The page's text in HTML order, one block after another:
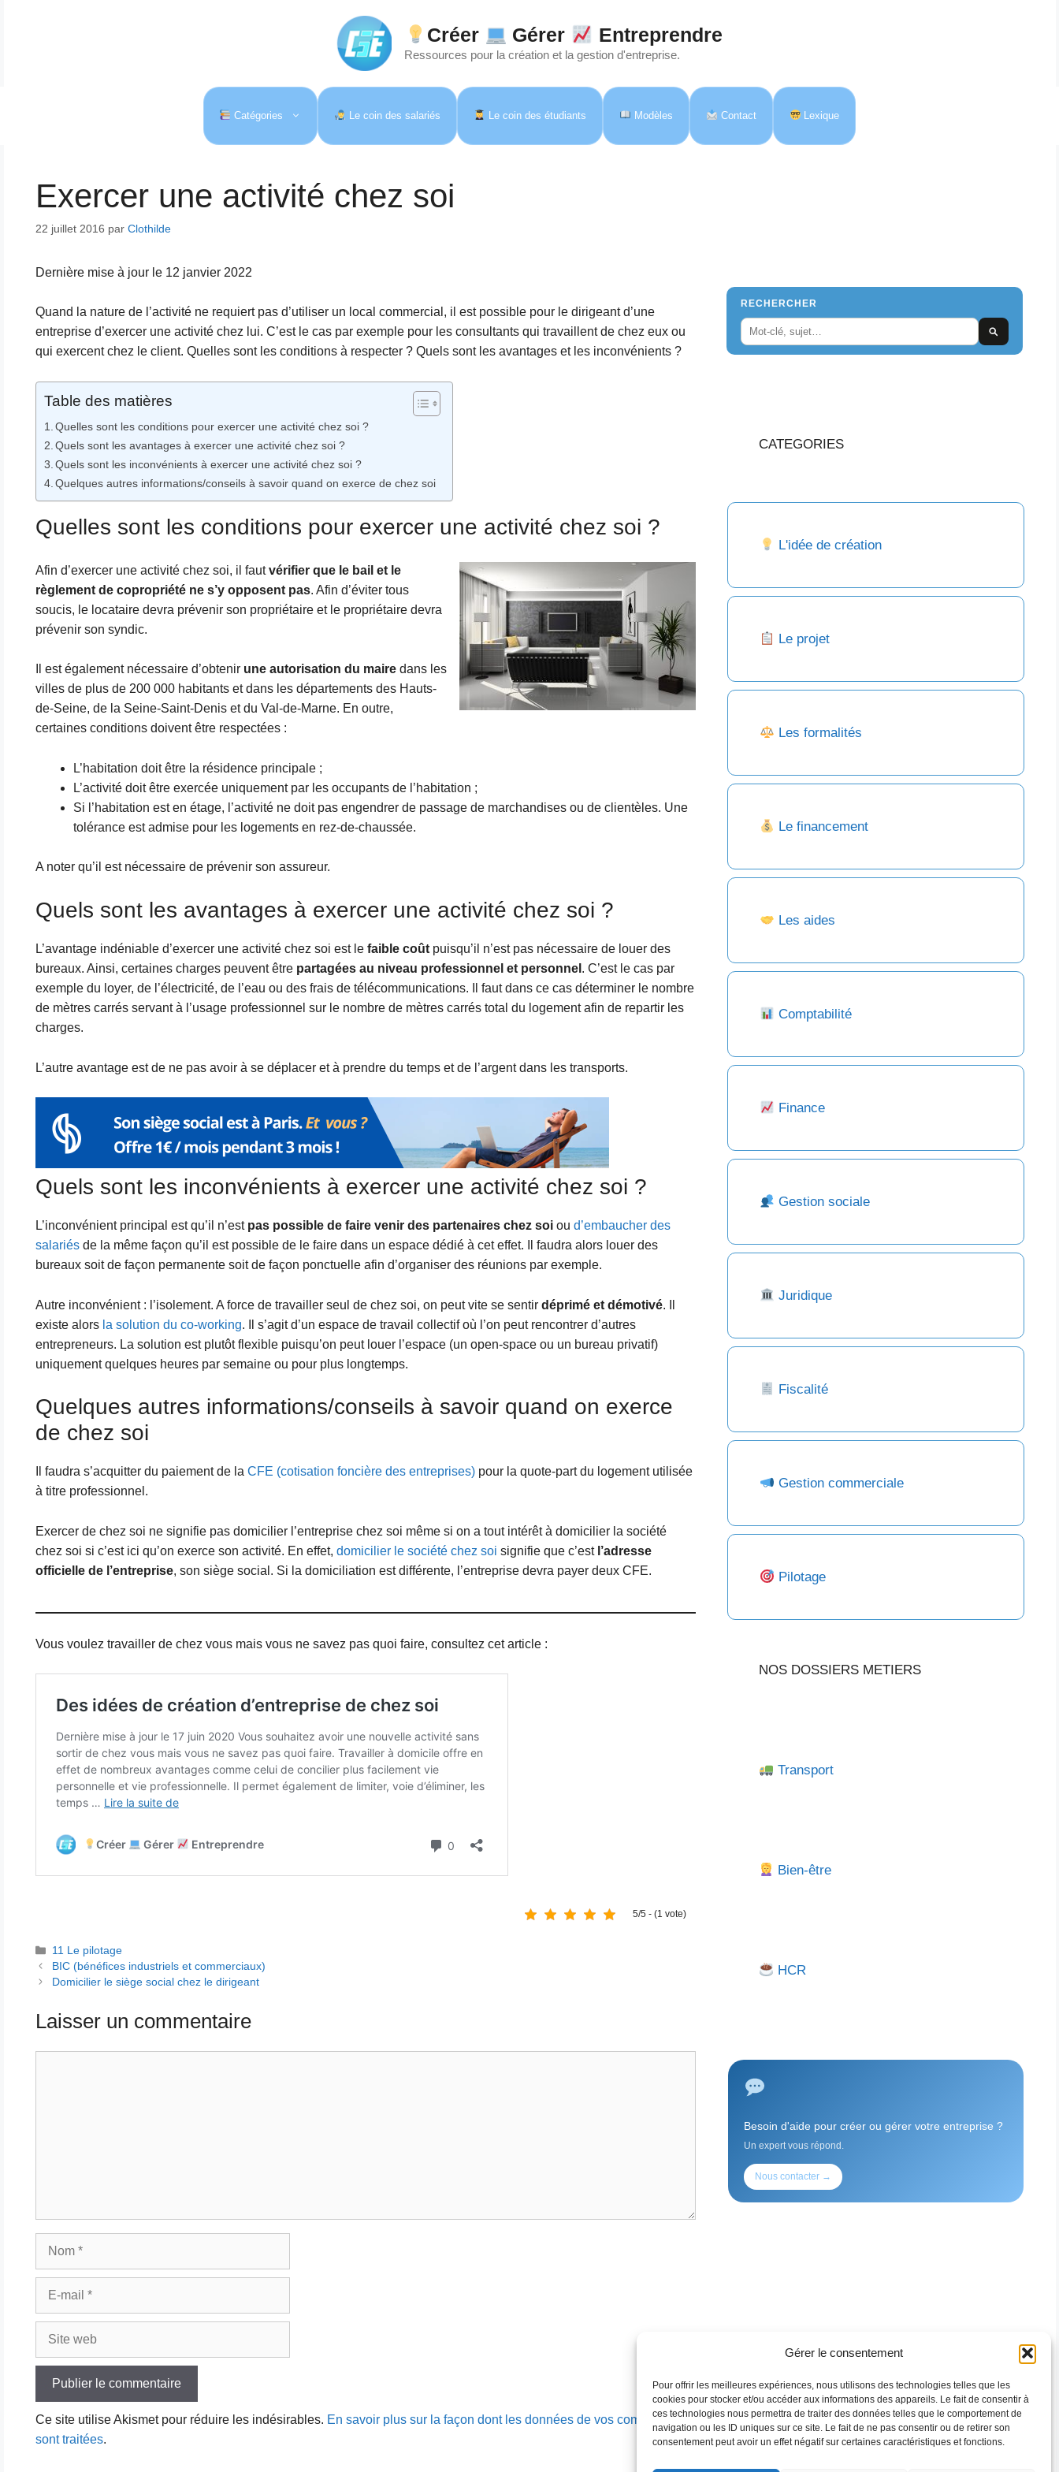
Gérer le consentement
Pour offrir les meilleures expériences, nous utilisons des technologies telles que les
cookies pour stocker et/ou accéder aux informations des appareils. Le fait de consentir à
ces technologies nous permettra de traiter des données telles que le comportement de
navigation ou les ID uniques sur ce site. Le fait de ne pas consentir ou de retirer son
consentement peut avoir un effet négatif sur certaines caractéristiques et fonctions.
Créer Gérer Entreprendre
Ressources pour la création et la gestion d'entreprise.
Catégories Le coin des salariés Le coin des étudiants Modèles Contact Lexique
Exercer une activité chez soi
22 juillet 2016 par Clothilde
Dernière mise à jour le 12 janvier 2022
Quand la nature de l’activité ne requiert pas d’utiliser un local commercial, il est possible pour le dirigeant d’une
entreprise d’exercer une activité chez lui. C’est le cas par exemple pour les consultants qui travaillent de chez eux ou
qui exercent chez le client. Quelles sont les conditions à respecter ? Quels sont les avantages et les inconvénients ?
Table des matières
Quelles sont les conditions pour exercer une activité chez soi ?
Quels sont les avantages à exercer une activité chez soi ?
Quels sont les inconvénients à exercer une activité chez soi ?
Quelques autres informations/conseils à savoir quand on exerce de chez soi
Quelles sont les conditions pour exercer une activité chez soi ?
Afin d’exercer une activité chez soi, il fautvérifier que le bail et le
règlement de copropriété ne s’y opposent pas. Afin d’éviter tous
soucis, le locataire devra prévenir son propriétaire et le propriétaire devra
prévenir son syndic.
Il est également nécessaire d’obtenir une autorisation du mairedans les
villes de plus de 200 000 habitants et dans les départements des Hauts-
de-Seine, de la Seine-Saint-Denis et du Val-de-Marne. En outre,
certaines conditions doivent être respectées :
L’habitation doit être la résidence principale ;
L’activité doit être exercée uniquement par les occupants de l’habitation ;
Si l’habitation est en étage, l’activité ne doit pas engendrer de passage de marchandises ou de clientèles. Une
tolérance est admise pour les logements en rez-de-chaussée.
A noter qu’il est nécessaire de prévenir son assureur.
Quels sont les avantages à exercer une activité chez soi ?
L’avantage indéniable d’exercer une activité chez soi est le faible coûtpuisqu’il n’est pas nécessaire de louer des
bureaux. Ainsi, certaines charges peuvent être partagées au niveau professionnel et personnel . C’est le cas par
exemple du loyer, de l’électricité, de l’eau ou des frais de télécommunications. Il faut dans ce cas déterminer le nombre
de mètres carrés servant à l’usage professionnel sur le nombre de mètres carrés total du logement afin de repartir les
charges.
L’autre avantage est de ne pas avoir à se déplacer et à prendre du temps et de l’argent dans les transports.
Quels sont les inconvénients à exercer une activité chez soi ?
L’inconvénient principal est qu’il n’est pas possible de faire venir des partenaires chez soi ou d’embaucher des
salariésde la même façon qu’il est possible de le faire dans un espace dédié à cet effet. Il faudra alors louer des
bureaux soit de façon permanente soit de façon ponctuelle afin d’organiser des réunions par exemple.
Autre inconvénient : l’isolement. A force de travailler seul de chez soi, on peut vite se sentir déprimé et démotivé. Il
existe alors la solution du co-working. Il s’agit d’un espace de travail collectif où l’on peut rencontrer d’autres
entrepreneurs. La solution est plutôt flexible puisqu’on peut louer l’espace (un open-space ou un bureau privatif)
uniquement quelques heures par semaine ou pour plus longtemps.
Quelques autres informations/conseils à savoir quand on exerce
de chez soi
Il faudra s’acquitter du paiement de la CFE (cotisation foncière des entreprises)pour la quote-part du logement utilisée
à titre professionnel.
Exercer de chez soi ne signifie pas domicilier l’entreprise chez soi même si on a tout intérêt à domicilier la société
chez soi si c’est ici qu’on exerce son activité. En effet, domicilier le société chez soi signifie que c’est l’adresse
officielle de l’entreprise, son siège social. Si la domiciliation est différente, l’entreprise devra payer deux CFE.
Vous voulez travailler de chez vous mais vous ne savez pas quoi faire, consultez cet article :
5/5 - (1 vote)
Catégories
11 Le pilotage
BIC (bénéfices industriels et commerciaux)
Domicilier le siège social chez le dirigeant
Laisser un commentaire
Ce site utilise Akismet pour réduire les indésirables. En savoir plus sur la façon dont les données de vos commentaires
sont traitées.
RECHERCHER
CATEGORIES
L'idée de création
Le projet
Les formalités
Le financement
Les aides
Comptabilité
Finance
Gestion sociale
Juridique
Fiscalité
Gestion commerciale
Pilotage
NOS DOSSIERS METIERS
Transport
Bien-être
HCR
Besoin d'aide pour créer ou gérer votre entreprise ?
Un expert vous répond.
Nous contacter →